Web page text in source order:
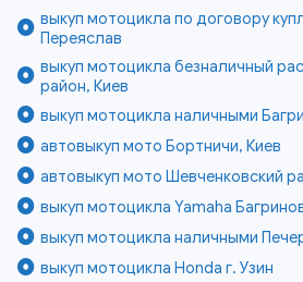
выкуп мотоцикла по договору
Переяслав
выкуп мотоцикла безналичный
район, Киев
выкуп мотоцикла наличными
автовыкуп мото Бортничи, Киев
автовыкуп мото Шевченковский
выкуп мотоцикла Yamaha
выкуп мотоцикла наличными
выкуп мотоцикла Honda г. Узин